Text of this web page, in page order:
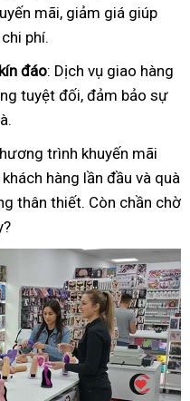
mãi, giảm giá giúp
phí.
đáo: Dịch vụ giao hàng
tuyệt đối, đảm bảo sự
trình khuyến mãi
hàng lần đầu và quà
thân thiết. Còn chần chờ